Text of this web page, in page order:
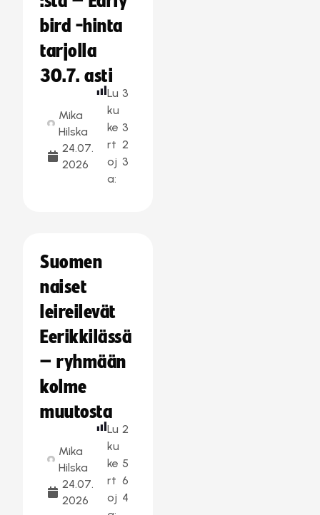
bird -hinta
tarjolla
30.7. asti
Mika
Hilska
24.07.
2026
Lu
ku
ke
rt
oj
a:
3
3
2
3
Suomen
naiset
leireilevät
Eerikkilässä
– ryhmään
kolme
muutosta
Mika
Hilska
24.07.
2026
Lu
ku
ke
rt
oj
2
5
6
4